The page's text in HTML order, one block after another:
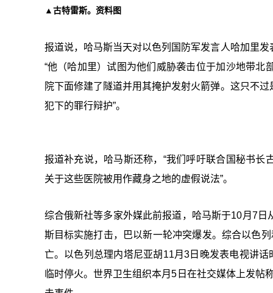
▲古特雷斯。资料图
报道说，哈马斯当天对以色列国防军发言人哈加里
“他（哈加里）试图为他们威胁袭击位于加沙地带
院下面修建了隧道并用其掩护发射火箭弹。这只不
犯下的罪行辩护”。
报道补充说，哈马斯还称，“我们呼吁联合国秘书
关于这些医院被用作藏身之地的虚假说法”。
综合俄新社等多家外媒此前报道，哈马斯于10月7
斯目标实施打击，巴以新一轮冲突爆发。综合以色
亡。以色列总理内塔尼亚胡11月3日晚发表电视讲
临时停火。世界卫生组织本月5日在社交媒体上发